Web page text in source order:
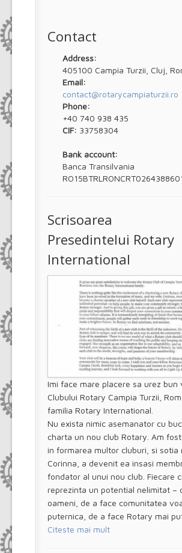
Contact
Address:
405100 Campia Turzii, Cluj,
Email:
contact@rotarycampiaturzii.ro
Phone:
+40 740 938 435
CIF: 33758304
Bank account:
Banca Transilvania
Scrisoarea
Presedintelui Rotary
International
Imi face mare placere sa urez bun
Clubului Rotary Campia Turzii,
familia Rotary International.
Nu exista nimic asemanator cu
charta un nou club Rotary. Am
in formarea multor cluburi, si sotia
Corinna, a devenit ea insasi
fondator al unui nou club. Fiecare
reprezinta un potential nelimitat –
oameni, de a face comunitatea
puternica, de a face Rotary mai
Citeste mai mult